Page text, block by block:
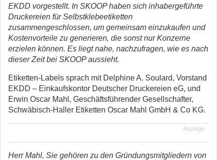
EKDD vorgestellt. In SKOOP haben sich inhabergeführte
Druckereien für Selbstklebeetiketten
zusammengeschlossen, um gemeinsam einzukaufen und
Kostenvorteile zu generieren, die sonst nur Konzerne
erzielen können. Es liegt nahe, nachzufragen, wie es nach
dieser Zeit bei SKOOP aussieht.
Etiketten-Labels sprach mit Delphine A. Soulard, Vorstand
EKDD – Einkaufskontor Deutscher Druckereien eG, und
Erwin Oscar Mahl, Geschäftsführender Gesellschafter,
Schwäbisch-Haller Etiketten Oscar Mahl GmbH & Co KG.
Anzeige
Herr Mahl, Sie gehören zu den Gründungsmitgliedern von